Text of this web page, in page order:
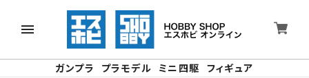
ガンプラ プラモデル ミニ四駆 フィギュア